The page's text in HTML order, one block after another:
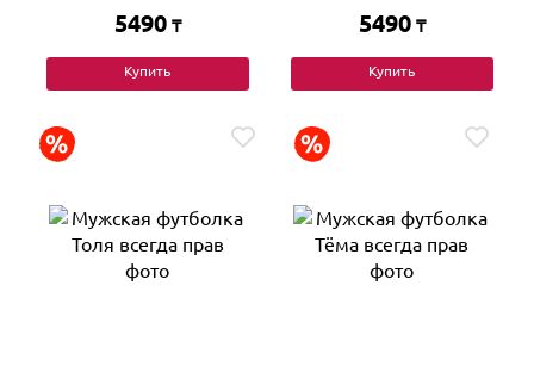
5490 ₸
Купить
5490 ₸
Купить